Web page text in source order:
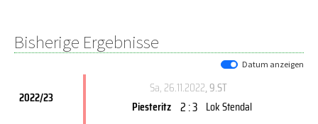
Bisherige Ergebnisse
Datum anzeigen
2022/23
Sa, 26.11.2022, 9.ST
Piesteritz 2 : 3 Lok Stendal